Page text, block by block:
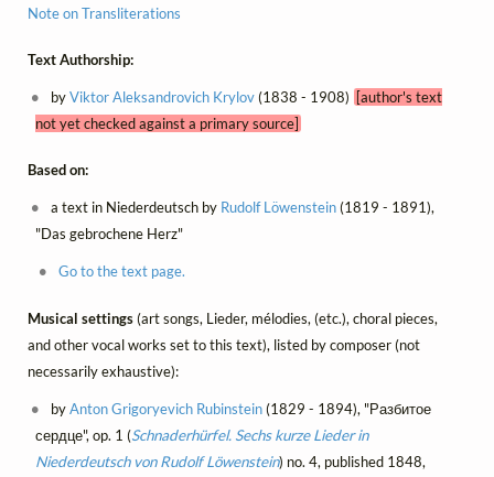
Note on Transliterations
Text Authorship:
byViktor Aleksandrovich Krylov(1838 - 1908) [author's text
not yet checked against a primary source]
Based on:
a text in Niederdeutsch by Rudolf Löwenstein(1819 - 1891),
"Das gebrochene Herz"
Go to the text page.
Musical settings(art songs, Lieder, mélodies, (etc.), choral pieces,
and other vocal works set to this text), listed by composer (not
necessarily exhaustive):
byAnton Grigoryevich Rubinstein(1829 - 1894), "Разбитое
сердце", op. 1 (Schnaderhürfel. Sechs kurze Lieder in
Niederdeutsch von Rudolf Löwenstein) no. 4, published 1848,